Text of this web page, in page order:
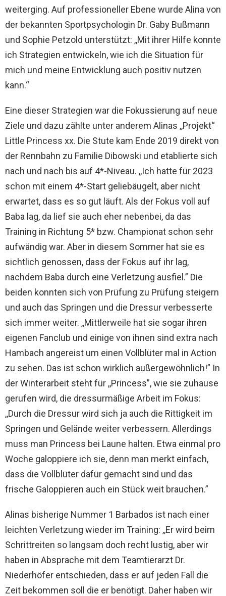
weiterging. Auf professioneller Ebene wurde Alina von
der bekannten Sportpsychologin Dr. Gaby Bußmann
und Sophie Petzold unterstützt: ,,Mit ihrer Hilfe konnte
ich Strategien entwickeln, wie ich die Situation für
mich und meine Entwicklung auch positiv nutzen
kann.“
Eine dieser Strategien war die Fokussierung auf neue
Ziele und dazu zählte unter anderem Alinas ,,Projekt“
Little Princess xx. Die Stute kam Ende 2019 direkt von
der Rennbahn zu Familie Dibowski und etablierte sich
nach und nach bis auf 4*-Niveau. ,,Ich hatte für 2023
schon mit einem 4*-Start geliebäugelt, aber nicht
erwartet, dass es so gut läuft. Als der Fokus voll auf
Baba lag, da lief sie auch eher nebenbei, da das
Training in Richtung 5* bzw. Championat schon sehr
aufwändig war. Aber in diesem Sommer hat sie es
sichtlich genossen, dass der Fokus auf ihr lag,
nachdem Baba durch eine Verletzung ausfiel.” Die
beiden konnten sich von Prüfung zu Prüfung steigern
und auch das Springen und die Dressur verbesserte
sich immer weiter. ,,Mittlerweile hat sie sogar ihren
eigenen Fanclub und einige von ihnen sind extra nach
Hambach angereist um einen Vollblüter mal in Action
zu sehen. Das ist schon wirklich außergewöhnlich!” In
der Winterarbeit steht für ,,Princess”, wie sie zuhause
gerufen wird, die dressurmäßige Arbeit im Fokus:
,,Durch die Dressur wird sich ja auch die Rittigkeit im
Springen und Gelände weiter verbessern. Allerdings
muss man Princess bei Laune halten. Etwa einmal pro
Woche galoppiere ich sie, denn man merkt einfach,
dass die Vollblüter dafür gemacht sind und das
frische Galoppieren auch ein Stück weit brauchen.”
Alinas bisherige Nummer 1 Barbados ist nach einer
leichten Verletzung wieder im Training: ,,Er wird beim
Schrittreiten so langsam doch recht lustig, aber wir
haben in Absprache mit dem Teamtierarzt Dr.
Niederhöfer entschieden, dass er auf jeden Fall die
Zeit bekommen soll die er benötigt. Daher haben wir